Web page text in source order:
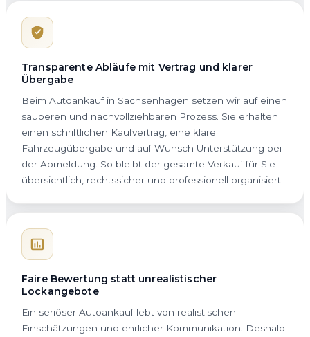
Transparente Abläufe mit Vertrag und klarer
Übergabe
Beim Autoankauf in Sachsenhagen setzen wir auf einen
sauberen und nachvollziehbaren Prozess. Sie erhalten
einen schriftlichen Kaufvertrag, eine klare
Fahrzeugübergabe und auf Wunsch Unterstützung bei
der Abmeldung. So bleibt der gesamte Verkauf für Sie
übersichtlich, rechtssicher und professionell organisiert.
Faire Bewertung statt unrealistischer
Lockangebote
Ein seriöser Autoankauf lebt von realistischen
Einschätzungen und ehrlicher Kommunikation. Deshalb